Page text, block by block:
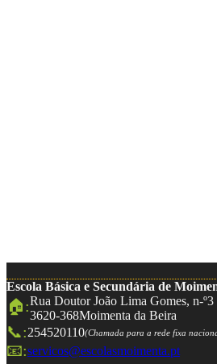
Escola Básica e Secundária de
🏠:Rua Doutor João Lima Gomes, n-º3
3620-368Moimenta da Beira
📞:254520110(Chamada para a rede fixa
📧:servicos@escolasmoimenta.pt